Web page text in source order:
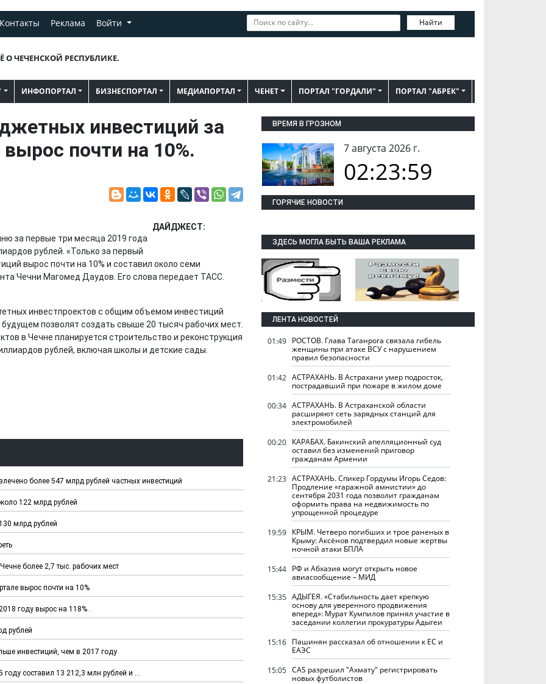
Контакты Реклама Войти Найти
О ЧЕЧЕНСКОЙ РЕСПУБЛИКЕ.
ИНФОПОРТАЛ БИЗНЕСПОРТАЛ МЕДИАПОРТАЛ ЧЕНЕТ ПОРТАЛ "ГОРДАЛИ" ПОРТАЛ "АБРЕК"
инвестиций за
почти на 10%.
ДАЙДЖЕСТ:
за первые три месяца 2019 года
рублей. «Только за первый
вырос почти на 10% и составил около семи
Чечни Магомед Даудов. Его слова передает ТАСС.
инвестпроектов с общим объемом инвестиций
позволят создать свыше 20 тысяч рабочих мест.
в Чечне планируется строительство и реконструкция
рублей, включая школы и детские сады.
более 547 млрд рублей частных инвестиций
122 млрд рублей
млрд рублей
более 2,7 тыс. рабочих мест
вырос почти на 10%
году вырос на 118% .
рублей
инвестиций, чем в 2017 году
составил 13 212,3 млн рублей и ...
ВРЕМЯ В ГРОЗНОМ
7 августа 2026 г.
02:23:59
ГОРЯЧИЕ НОВОСТИ
ЗДЕСЬ МОГЛА БЫТЬ ВАША РЕКЛАМА
ЛЕНТА НОВОСТЕЙ
01:49 РОСТОВ. Глава Таганрога связала гибель
женщины при атаке ВСУ с нарушением
правил безопасности
01:42 АСТРАХАНЬ. В Астрахани умер подросток,
пострадавший при пожаре в жилом доме
00:34 АСТРАХАНЬ. В Астраханской области
расширяют сеть зарядных станций для
электромобилей
00:20 КАРАБАХ. Бакинский апелляционный суд
оставил без изменений приговор
гражданам Армении
21:23 АСТРАХАНЬ. Спикер Гордумы Игорь Седов:
Продление «гаражной амнистии» до
сентября 2031 года позволит гражданам
оформить права на недвижимость по
упрощенной процедуре
19:59 КРЫМ. Четверо погибших и трое раненых в
Крыму: Аксёнов подтвердил новые жертвы
ночной атаки БПЛА
15:44 РФ и Абхазия могут открыть новое
авиасообщение – МИД
15:35 АДЫГЕЯ. «Стабильность дает крепкую
основу для уверенного продвижения
вперед»: Мурат Кумпилов принял участие в
заседании коллегии прокуратуры Адыгеи
15:16 Пашинян рассказал об отношении к ЕС и
ЕАЭС
15:05 CAS разрешил "Ахмату" регистрировать
новых футболистов